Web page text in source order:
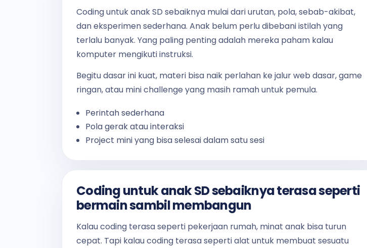
Coding untuk anak SD sebaiknya mulai dari urutan, pola, sebab-akibat,
dan eksperimen sederhana. Anak belum perlu dibebani istilah yang
terlalu banyak. Yang paling penting adalah mereka paham kalau
komputer mengikuti instruksi.
Begitu dasar ini kuat, materi bisa naik perlahan ke jalur web dasar, game
ringan, atau mini challenge yang masih ramah untuk pemula.
Perintah sederhana
Pola gerak atau interaksi
Project mini yang bisa selesai dalam satu sesi
Coding untuk anak SD sebaiknya terasa seperti
bermain sambil membangun
Kalau coding terasa seperti pekerjaan rumah, minat anak bisa turun
cepat. Tapi kalau coding terasa seperti alat untuk membuat sesuatu